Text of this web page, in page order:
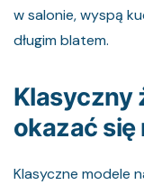
w salonie, wyspą
długim blatem.
Klasyczny
okazać
Klasyczne modele